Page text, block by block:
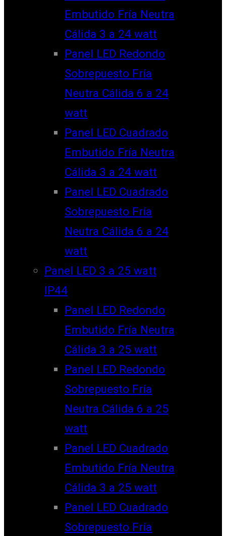
Embutido Fría Neutra
Cálida 3 a 24 watt
Panel LED Redondo
Sobrepuesto Fría
Neutra Cálida 6 a 24
watt
Panel LED Cuadrado
Embutido Fría Neutra
Cálida 3 a 24 watt
Panel LED Cuadrado
Sobrepuesto Fría
Neutra Cálida 6 a 24
watt
Panel LED 3 a 25 watt
IP44
Panel LED Redondo
Embutido Fría Neutra
Cálida 3 a 25 watt
Panel LED Redondo
Sobrepuesto Fría
Neutra Cálida 6 a 25
watt
Panel LED Cuadrado
Embutido Fría Neutra
Cálida 3 a 25 watt
Panel LED Cuadrado
Sobrepuesto Fría